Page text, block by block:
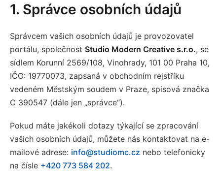
1. Správce osobních údajů
Správcem vašich osobních údajů je provozovatel
portálu, společnost Studio Modern Creative s.r.o., se
sídlem Korunní 2569/108, Vinohrady, 101 00 Praha 10,
IČO: 19770073, zapsaná v obchodním rejstříku
vedeném Městským soudem v Praze, spisová značka
C 390547 (dále jen „správce“).
Pokud máte jakékoli dotazy týkající se zpracování
vašich osobních údajů, můžete nás kontaktovat na e-
mailové adrese: info@studiomc.cz nebo telefonicky
na čísle +420 773 584 202.